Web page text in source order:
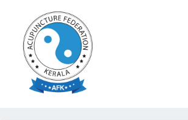
content